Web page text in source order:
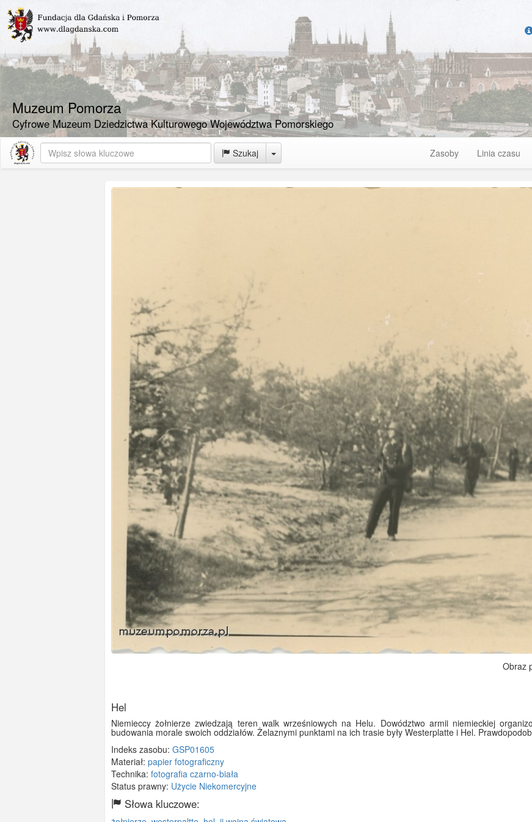
Muzeum Pomorza
Cyfrowe Muzeum Dziedzictwa Kulturowego Województwa Pomorskiego
Szukaj Toggle Dropdown Zasoby Linia czasu
Obraz
Hel
Niemieccy żołnierze zwiedzają teren walk wrześniowych na Helu. Dowództwo armii niemieckiej
budowania morale swoich oddziałów. Żelaznymi punktami na ich trasie były Westerplatte i Hel.
Indeks zasobu: GSP01605
Materiał: papier fotograficzny
Technika: fotografia czarno-biała
Status prawny: Użycie Niekomercyjne
Słowa kluczowe: